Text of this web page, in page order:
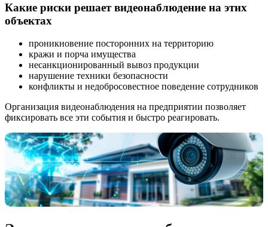
Какие риски решает видеонаблюдение на этих
объектах
проникновение посторонних на территорию
кражи и порча имущества
несанкционированный вывоз продукции
нарушение техники безопасности
конфликты и недобросовестное поведение сотрудников
Организация видеонаблюдения на предприятии позволяет
фиксировать все эти события и быстро реагировать.